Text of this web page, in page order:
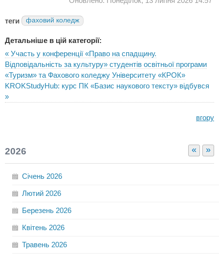
теги фаховий коледж
Детальніше в цій категорії:
« Участь у конференції «Право на спадщину.
Відповідальність за культуру» студентів освітньої програми
«Туризм» та Фахового коледжу Університету «КРОК»
KROKStudyHub: курс ПК «Базис наукового тексту» відбувся
»
вгору
« »
2026
Січень 2026
Лютий 2026
Березень 2026
Квітень 2026
Травень 2026